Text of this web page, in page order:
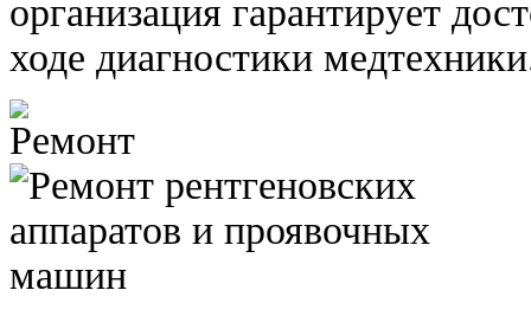
организация гарантирует
ходе диагностики